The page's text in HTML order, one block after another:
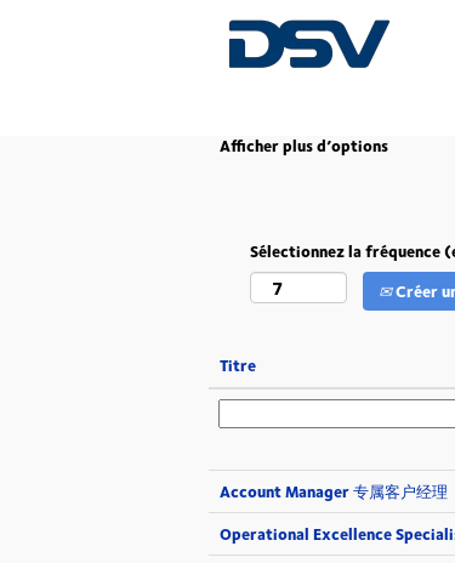
Accueil |CN OR HK OR Macao
Afficher plus d’options
Sélectionnez la fréquence
Créer
Titre
Account Manager 专属客户经理
Operational Excellence